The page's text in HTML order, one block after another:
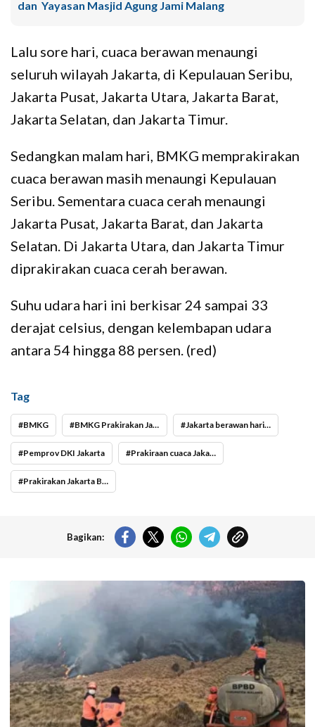
dan Yayasan Masjid Agung Jami Malang
Lalu sore hari, cuaca berawan menaungi
seluruh wilayah Jakarta, di Kepulauan Seribu,
Jakarta Pusat, Jakarta Utara, Jakarta Barat,
Jakarta Selatan, dan Jakarta Timur.
Sedangkan malam hari, BMKG memprakirakan
cuaca berawan masih menaungi Kepulauan
Seribu. Sementara cuaca cerah menaungi
Jakarta Pusat, Jakarta Barat, dan Jakarta
Selatan. Di Jakarta Utara, dan Jakarta Timur
diprakirakan cuaca cerah berawan.
Suhu udara hari ini berkisar 24 sampai 33
derajat celsius, dengan kelembapan udara
antara 54 hingga 88 persen. (red)
Tag
BMKG BMKG Prakirakan Jakarta Berawan Hari Ini Jakarta berawan hari ini
Pemprov DKI Jakarta Prakiraan cuaca Jakarta hari ini
Prakirakan Jakarta Berawan Hari Ini
Bagikan:
Operasi pemadaman kebakaran di kawasan Taman Nasional Bromo
Tengger Semeru (TNBTS) terus digencarkan, Jumat (7/8/2026) hari ini.
(Foto: BPBD Kabupaten Malang).